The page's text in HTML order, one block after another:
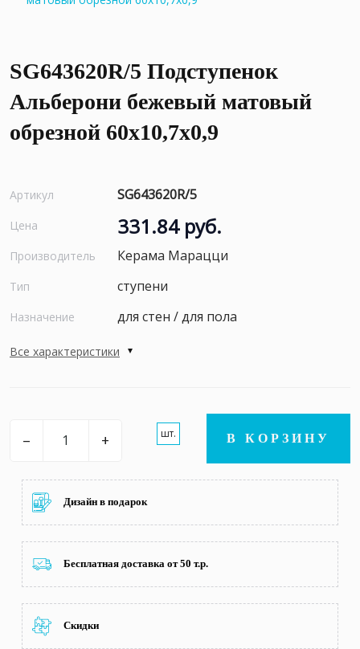
SG643620R/5 Подступенок
Альберони бежевый матовый
обрезной 60x10,7x0,9
Артикул SG643620R/5
Цена 331.84 руб.
Производитель Керама Марацци
Тип ступени
Назначение для стен / для пола
Все характеристики
– + шт. В КОРЗИНУ
Дизайн в подарок
Бесплатная доставка от 50 т.р.
Скидки